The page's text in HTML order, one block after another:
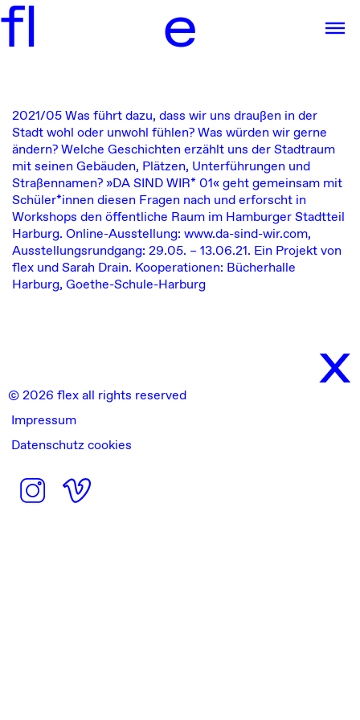
f
x
l e
2021/05Was führt dazu, dass wir uns draußen in der
Stadt wohl oder unwohl fühlen? Was würden wir gerne
ändern? Welche Geschichten erzählt uns der Stadtraum
mit seinen Gebäuden, Plätzen, Unterführungen und
Straßennamen? »DA SIND WIR* 01« geht gemeinsam mit
Schüler*innen diesen Fragen nach und erforscht in
Workshops den öffentliche Raum im Hamburger Stadtteil
Harburg. Online-Ausstellung: www.da-sind-wir.com,
Ausstellungsrundgang: 29.05. – 13.06.21. Ein Projekt von
flex undSarah Drain. Kooperationen: Bücherhalle
Harburg, Goethe-Schule-Harburg
© 2026 flex all rights reserved
Impressum
Datenschutz cookies